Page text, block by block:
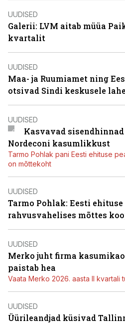
UUDISED
Galerii: LVM aitab müüa
kvartalit
UUDISED
Maa- ja Ruumiamet ning
otsivad Sindi keskusele
UUDISED
Kasvavad
Nordeconi kasumlikkust
Tarmo Pohlak pani Eesti ehituse
on mõttekoht
UUDISED
Tarmo Pohlak: Eesti
rahvusvahelises mõttes
UUDISED
Merko juht firma
paistab hea
Vaata Merko 2026. aasta II kvartali
UUDISED
Üürileandjad küsivad